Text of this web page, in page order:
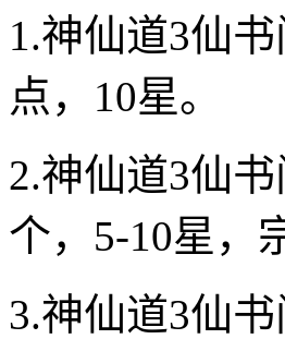
1.神仙道3仙
点，10星。
2.神仙道3仙
个，5-10星，
3.神仙道3仙